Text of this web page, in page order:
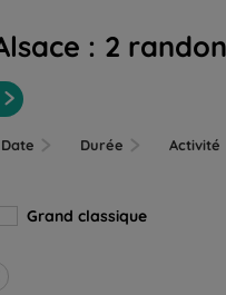
: 2
Date Durée Activité
Grand classique